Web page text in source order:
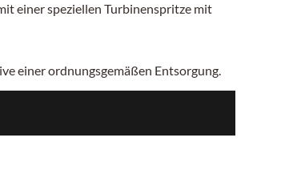
einer speziellen Turbinenspritze mit
einer ordnungsgemäßen Entsorgung.